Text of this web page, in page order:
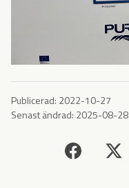
Publicerad: 2022-10-27
Senast ändrad: 2025-08-28